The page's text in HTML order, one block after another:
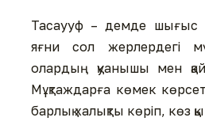
Тасаууф – демде шығыс
яғни сол жерлердегі
олардың қуанышы мен
Мұқтаждарға көмек
барлық халықты көріп, көз